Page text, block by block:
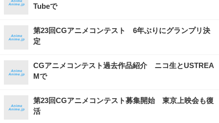
Tubeで
第23回CGアニメコンテスト 6年ぶりにグランプリ決
定
CGアニメコンテスト過去作品紹介 ニコ生とUSTREA
Mで
第23回CGアニメコンテスト募集開始 東京上映会も復
活